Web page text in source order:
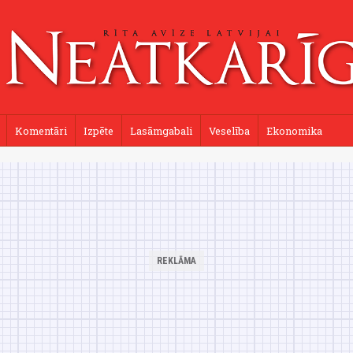
Komentāri Izpēte Lasāmgabali Veselība Ekonomika